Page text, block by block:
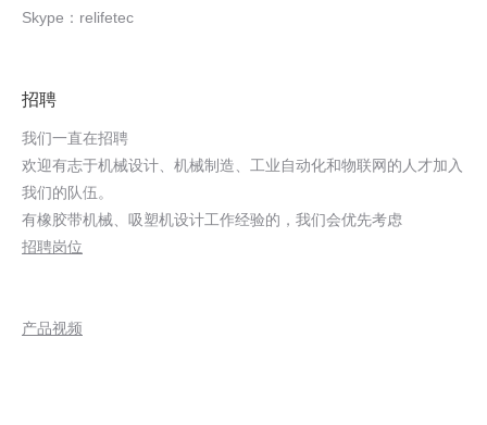
Skype：relifetec
招聘
我们一直在招聘
欢迎有志于机械设计、机械制造、工业自动化和物联网的人才加入
我们的队伍。
有橡胶带机械、吸塑机设计工作经验的，我们会优先考虑
招聘岗位
产品视频